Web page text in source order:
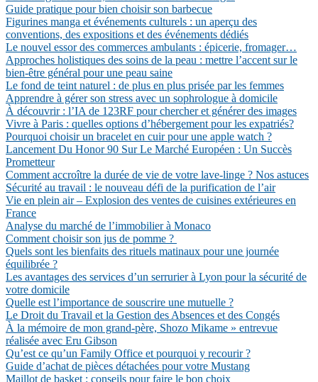
Guide pratique pour bien choisir son barbecue
Figurines manga et événements culturels : un aperçu des
conventions, des expositions et des événements dédiés
Le nouvel essor des commerces ambulants : épicerie, fromager…
Approches holistiques des soins de la peau : mettre l’accent sur le
bien-être général pour une peau saine
Le fond de teint naturel : de plus en plus prisée par les femmes
Apprendre à gérer son stress avec un sophrologue à domicile
À découvrir : l’IA de 123RF pour chercher et générer des images
Vivre à Paris : quelles options d’hébergement pour les expatriés?
Pourquoi choisir un bracelet en cuir pour une apple watch ?
Lancement Du Honor 90 Sur Le Marché Européen : Un Succès
Prometteur
Comment accroître la durée de vie de votre lave-linge ? Nos astuces
Sécurité au travail : le nouveau défi de la purification de l’air
Vie en plein air – Explosion des ventes de cuisines extérieures en
France
Analyse du marché de l’immobilier à Monaco
Comment choisir son jus de pomme ?
Quels sont les bienfaits des rituels matinaux pour une journée
équilibrée ?
Les avantages des services d’un serrurier à Lyon pour la sécurité de
votre domicile
Quelle est l’importance de souscrire une mutuelle ?
Le Droit du Travail et la Gestion des Absences et des Congés
À la mémoire de mon grand-père, Shozo Mikame » entrevue
réalisée avec Eru Gibson
Qu’est ce qu’un Family Office et pourquoi y recourir ?
Guide d’achat de pièces détachées pour votre Mustang
Maillot de basket : conseils pour faire le bon choix